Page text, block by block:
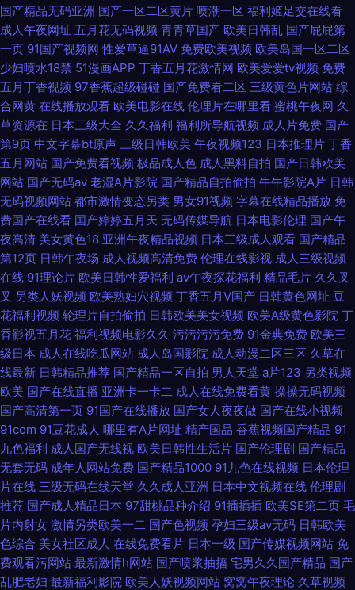
人人 91后入极品jK 久久大香蕉物业 亚洲天堂色网站
国产精品无码亚洲 国产一区二区黄片 喷潮一区 福利姬足交在线看
成人午夜网址 五月花无码视频 青青草国产 欧美日韩乱 国产屁屁第
一页 91国产视频网 性爱草逼91AV 免费欧美视频 欧美岛国一区二区
少妇喷水18禁 51漫画APP 丁香五月花激情网 欧美爱爱tv视频 免费
五月丁香视频 97香蕉超级碰碰 国产免费看二区 三级黄色片网站 综
合网黄 在线播放观看 欧美电影在线 伦理片在哪里看 蜜桃午夜网 久
草资源在 日本三级大全 久久福利 福利所导航视频 成人片免费 国产
第9页 中文字幕bt原声 三级日韩欧美 午夜视频123 日本推理片 丁香
五月网站 国产免费看视频 极品成人色 成人黑料自拍 国产日韩欧美
网站 国产无码av 老湿A片影院 国产精品自拍偷拍 牛牛影院A片 日韩
无码视频网站 都市激情变态另类 男女91视频 字幕在线精品播放 免
费国产在线看 国产婷婷五月天 无码传媒导航 日本电影伦理 国产午
夜高清 美女黄色18 亚洲午夜精品视频 日本三级成人观看 国产精品
第12页 日韩午夜场 成人视频高清免费 伦理在线影视 成人三级视频
在线 91理论片 欧美日韩性爱福利 av午夜探花福利 精品毛片 久久叉
叉 另类人妖视频 欧美熟妇穴视频 丁香五月V国产 日韩黄色网址 豆
花福利视频 轮理片自拍偷拍 日韩欧美美女视频 欧美A级黄色影院 丁
香影视五月花 福利视频电影久久 污污污污免费 91金典免费 欧美三
级日本 成人在线吃瓜网站 成人岛国影院 成人动漫二区三区 久草在
线最新 日韩精品推荐 国产精品一区自拍 男人天堂 a片123 另类视频
欧美 国产在线直播 亚洲卡一卡二 成人在线免费看黄 操操无码视频
国产高清第一页 91国产在线播放 国产女人夜夜做 国产在线小视频
91com 91豆花成人 哪里有A片网址 精产国品 香蕉视频国产精品 91
九色福利 成人国产无线视 欧美日韩性生活片 国产伦理剧 国产精品
无套无码 成年人网站免费 国产精品1000 91九色在线视频 日本伦理
片在线 三级无码在线天堂 久久成人亚洲 日本中文视频在线 伦理剧
推荐 国产成人精品日本 97甜桃品种介绍 91插插插 欧美SE第二页 毛
片内射女 激情另类欧美一二 国产色视频 孕妇三级av无码 日韩欧美
色综合 美女社区成人 在线免费看片 日本一级 国产传媒视频网站 免
费观看污网站 最新激情h网站 国产喷浆抽搐 宅男久久国产精品 国产
乱肥老妇 最新福利影院 欧美人妖视频网站 窝窝午夜理论 久草视频